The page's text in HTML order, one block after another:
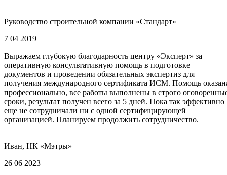
Руководство строительной компании «Стандарт»
7 04 2019
Выражаем глубокую благодарность центру «Эксперт» за
оперативную консультативную помощь в подготовке
документов и проведении обязательных экспертиз для
получения международного сертификата ИСМ. Помощь
профессионально, все работы выполнены в строго
сроки, результат получен всего за 5 дней. Пока так эффективно
еще не сотрудничали ни с одной сертифицирующей
организацией. Планируем продолжить сотрудничество.
Иван, НК «Мэтры»
26 06 2023